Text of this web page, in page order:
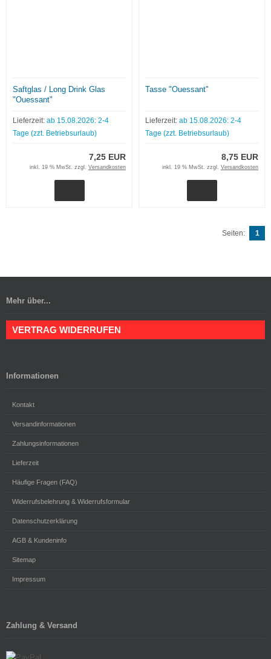
Saftglas / Long Drink Glas
"Ouessant"
Lieferzeit: ab 15.08.2026: 2-4
Tage (zzt. Betriebsurlaub)
7,25 EUR
inkl. 19 % MwSt. zzgl. Versandkosten
Tasse "Ouessant"
Lieferzeit: ab 15.08.2026: 2-4
Tage (zzt. Betriebsurlaub)
8,75 EUR
inkl. 19 % MwSt. zzgl. Versandkosten
Seiten: 1
Mehr über...
VERTRAG WIDERRUFEN
Informationen
Kontakt
Versandinformationen
Zahlungsinformationen
Lieferzeit
Häufige Fragen (FAQ)
Widerrufsbelehrung & Widerrufsformular
Datenschutzerklärung
AGB & Kundeninfo
Sitemap
Impressum
Zahlung & Versand